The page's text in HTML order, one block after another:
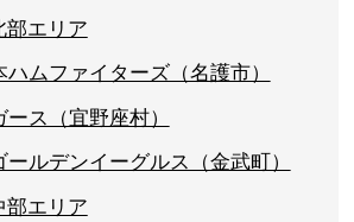
部エリア
ムファイターズ（名護市）
ス（宜野座村）
ルデンイーグルス（金武町）
部エリア